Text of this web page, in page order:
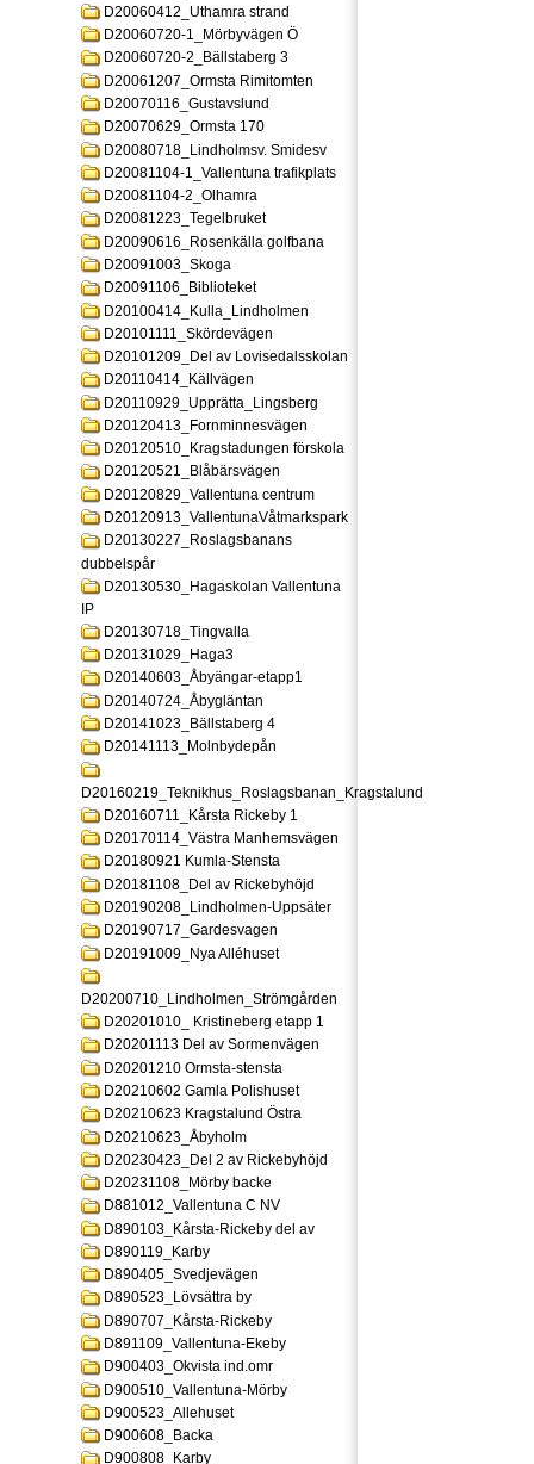
D20060412_Uthamra strand
D20060720-1_Mörbyvägen Ö
D20060720-2_Bällstaberg 3
D20061207_Ormsta Rimitomten
D20070116_Gustavslund
D20070629_Ormsta 170
D20080718_Lindholmsv. Smidesv
D20081104-1_Vallentuna trafikplats
D20081104-2_Olhamra
D20081223_Tegelbruket
D20090616_Rosenkälla golfbana
D20091003_Skoga
D20091106_Biblioteket
D20100414_Kulla_Lindholmen
D20101111_Skördevägen
D20101209_Del av Lovisedalsskolan
D20110414_Källvägen
D20110929_Upprätta_Lingsberg
D20120413_Fornminnesvägen
D20120510_Kragstadungen förskola
D20120521_Blåbärsvägen
D20120829_Vallentuna centrum
D20120913_VallentunaVåtmarkspark
D20130227_Roslagsbanans
dubbelspår
D20130530_Hagaskolan Vallentuna
IP
D20130718_Tingvalla
D20131029_Haga3
D20140603_Åbyängar-etapp1
D20140724_Åbygläntan
D20141023_Bällstaberg 4
D20141113_Molnbydepån
D20160219_Teknikhus_Roslagsbanan_Kragstalund
D20160711_Kårsta Rickeby 1
D20170114_Västra Manhemsvägen
D20180921 Kumla-Stensta
D20181108_Del av Rickebyhöjd
D20190208_Lindholmen-Uppsäter
D20190717_Gardesvagen
D20191009_Nya Alléhuset
D20200710_Lindholmen_Strömgården
D20201010_ Kristineberg etapp 1
D20201113 Del av Sormenvägen
D20201210 Ormsta-stensta
D20210602 Gamla Polishuset
D20210623 Kragstalund Östra
D20210623_Åbyholm
D20230423_Del 2 av Rickebyhöjd
D20231108_Mörby backe
D881012_Vallentuna C NV
D890103_Kårsta-Rickeby del av
D890119_Karby
D890405_Svedjevägen
D890523_Lövsättra by
D890707_Kårsta-Rickeby
D891109_Vallentuna-Ekeby
D900403_Okvista ind.omr
D900510_Vallentuna-Mörby
D900523_Allehuset
D900608_Backa
D900808_Karby